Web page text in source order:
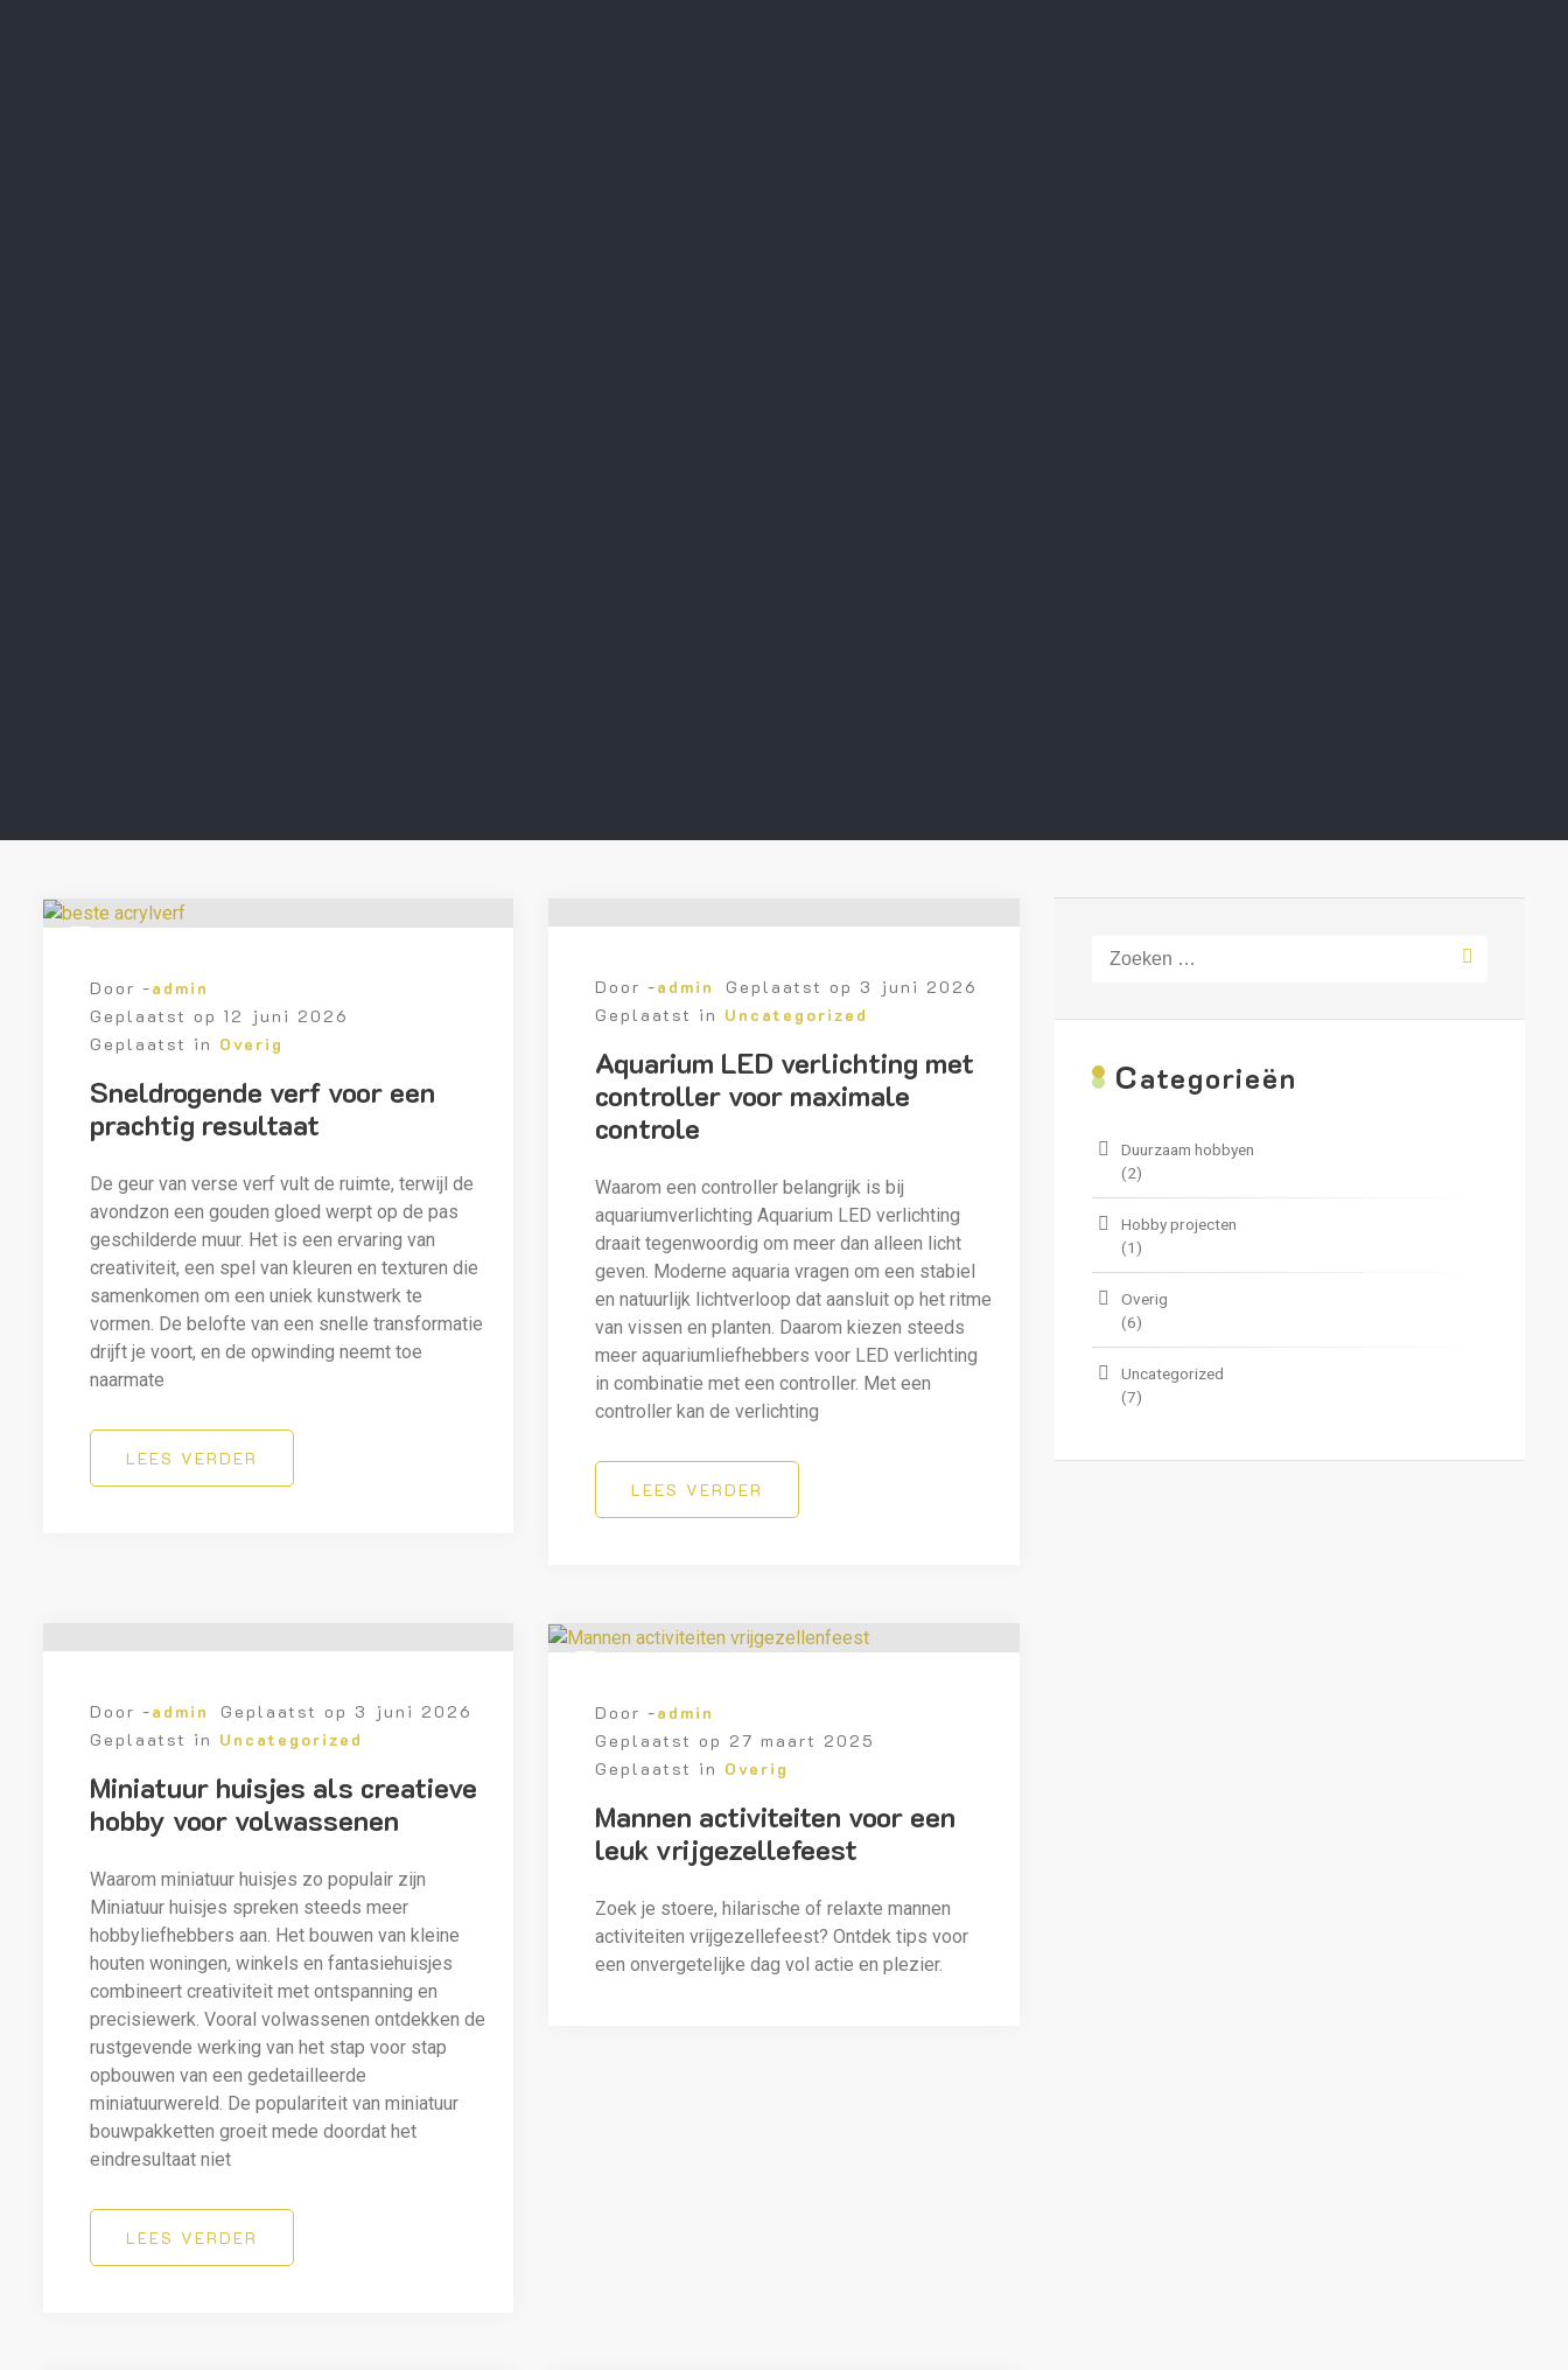
Door -admin
Geplaatst op 12 juni 2026
Geplaatst in Overig
Sneldrogende verf voor een
prachtig resultaat
De geur van verse verf vult de ruimte, terwijl de
avondzon een gouden gloed werpt op de pas
geschilderde muur. Het is een ervaring van
creativiteit, een spel van kleuren en texturen die
samenkomen om een uniek kunstwerk te
vormen. De belofte van een snelle transformatie
drijft je voort, en de opwinding neemt toe
naarmate
LEES VERDER
Door -admin Geplaatst op 3 juni 2026
Geplaatst in Uncategorized
Aquarium LED verlichting met
controller voor maximale
controle
Waarom een controller belangrijk is bij
aquariumverlichting Aquarium LED verlichting
draait tegenwoordig om meer dan alleen licht
geven. Moderne aquaria vragen om een stabiel
en natuurlijk lichtverloop dat aansluit op het ritme
van vissen en planten. Daarom kiezen steeds
meer aquariumliefhebbers voor LED verlichting
in combinatie met een controller. Met een
controller kan de verlichting
LEES VERDER
Door -admin Geplaatst op 3 juni 2026
Geplaatst in Uncategorized
Miniatuur huisjes als creatieve
hobby voor volwassenen
Waarom miniatuur huisjes zo populair zijn
Miniatuur huisjes spreken steeds meer
hobbyliefhebbers aan. Het bouwen van kleine
houten woningen, winkels en fantasiehuisjes
combineert creativiteit met ontspanning en
precisiewerk. Vooral volwassenen ontdekken de
rustgevende werking van het stap voor stap
opbouwen van een gedetailleerde
miniatuurwereld. De populariteit van miniatuur
bouwpakketten groeit mede doordat het
eindresultaat niet
LEES VERDER
Door -admin
Geplaatst op 27 maart 2025
Geplaatst in Overig
Mannen activiteiten voor een
leuk vrijgezellefeest
Zoek je stoere, hilarische of relaxte mannen
activiteiten vrijgezellefeest? Ontdek tips voor
een onvergetelijke dag vol actie en plezier.
naar:
Categorieën
Duurzaam hobbyen
(2)
Hobby projecten
(1)
Overig
(6)
Uncategorized
(7)